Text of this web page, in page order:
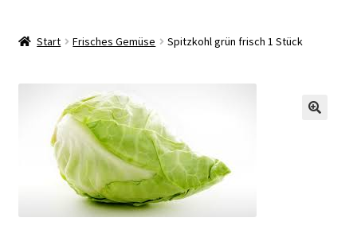
Vertrag widerrufen
Start Frisches Gemüse Spitzkohl grün frisch 1 Stück